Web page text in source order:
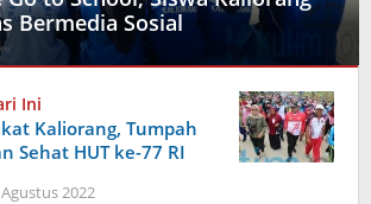
Bermedia Sosial
Ini
Kaliorang, Tumpah
Sehat HUT ke-77 RI
2022